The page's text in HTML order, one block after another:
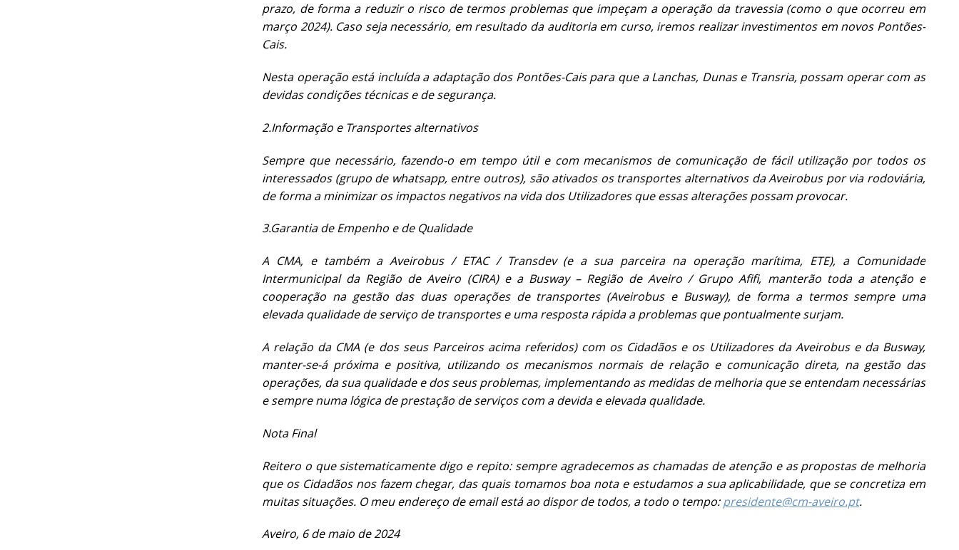
prazo, de forma a reduzir o risco de termos problemas que impeçam a operação da travessia (como o que ocorreu em
março 2024). Caso seja necessário, em resultado da auditoria em curso, iremos realizar investimentos em novos Pontões-
Cais.
Nesta operação está incluída a adaptação dos Pontões-Cais para que a Lanchas, Dunas e Transria, possam operar com as
devidas condições técnicas e de segurança.
2.Informação e Transportes alternativos
Sempre que necessário, fazendo-o em tempo útil e com mecanismos de comunicação de fácil utilização por todos os
interessados (grupo de whatsapp, entre outros), são ativados os transportes alternativos da Aveirobus por via rodoviária,
de forma a minimizar os impactos negativos na vida dos Utilizadores que essas alterações possam provocar.
3.Garantia de Empenho e de Qualidade
A CMA, e também a Aveirobus / ETAC / Transdev (e a sua parceira na operação marítima, ETE), a Comunidade
Intermunicipal da Região de Aveiro (CIRA) e a Busway – Região de Aveiro / Grupo Afifi, manterão toda a atenção e
cooperação na gestão das duas operações de transportes (Aveirobus e Busway), de forma a termos sempre uma
elevada qualidade de serviço de transportes e uma resposta rápida a problemas que pontualmente surjam.
A relação da CMA (e dos seus Parceiros acima referidos) com os Cidadãos e os Utilizadores da Aveirobus e da Busway,
manter-se-á próxima e positiva, utilizando os mecanismos normais de relação e comunicação direta, na gestão das
operações, da sua qualidade e dos seus problemas, implementando as medidas de melhoria que se entendam necessárias
e sempre numa lógica de prestação de serviços com a devida e elevada qualidade.
Nota Final
Reitero o que sistematicamente digo e repito: sempre agradecemos as chamadas de atenção e as propostas de melhoria
que os Cidadãos nos fazem chegar, das quais tomamos boa nota e estudamos a sua aplicabilidade, que se concretiza em
muitas situações. O meu endereço de email está ao dispor de todos, a todo o tempo:presidente@cm-aveiro.pt.
Aveiro, 6 de maio de 2024